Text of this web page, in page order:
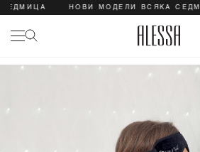
НОВИ МОДЕЛИ ВСЯКА СЕДМИЦА